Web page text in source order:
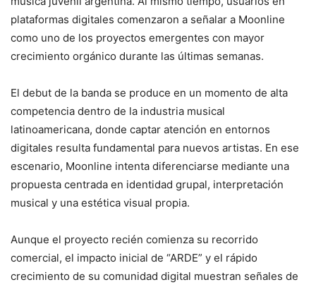
plataformas digitales comenzaron a señalar a Moonline
como uno de los proyectos emergentes con mayor
crecimiento orgánico durante las últimas semanas.
El debut de la banda se produce en un momento de alta
competencia dentro de la industria musical
latinoamericana, donde captar atención en entornos
digitales resulta fundamental para nuevos artistas. En ese
escenario, Moonline intenta diferenciarse mediante una
propuesta centrada en identidad grupal, interpretación
musical y una estética visual propia.
Aunque el proyecto recién comienza su recorrido
comercial, el impacto inicial de “ARDE” y el rápido
crecimiento de su comunidad digital muestran señales de